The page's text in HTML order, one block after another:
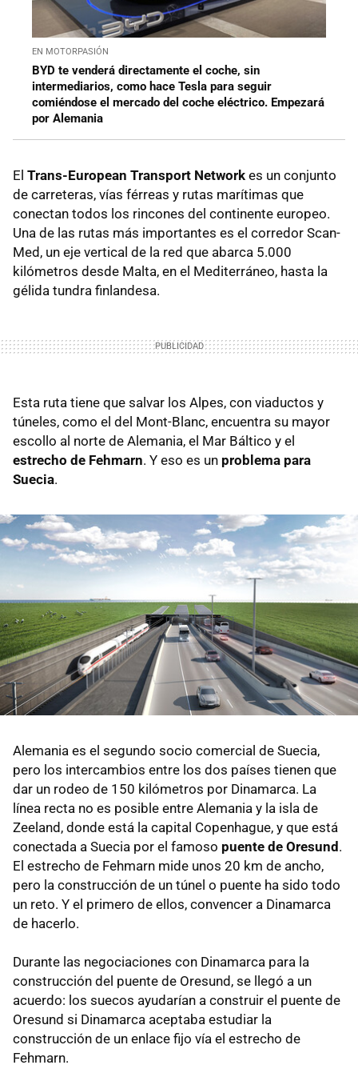
EN MOTORPASIÓN
BYD te venderá directamente el coche, sin
intermediarios, como hace Tesla para seguir
comiéndose el mercado del coche eléctrico. Empezará
por Alemania
El Trans-European Transport Network es un conjunto
de carreteras, vías férreas y rutas marítimas que
conectan todos los rincones del continente europeo.
Una de las rutas más importantes es el corredor Scan-
Med, un eje vertical de la red que abarca 5.000
kilómetros desde Malta, en el Mediterráneo, hasta la
gélida tundra finlandesa.
Esta ruta tiene que salvar los Alpes, con viaductos y
túneles, como el del Mont-Blanc, encuentra su mayor
escollo al norte de Alemania, el Mar Báltico y el
estrecho de Fehmarn. Y eso es un problema para
Suecia.
Alemania es el segundo socio comercial de Suecia,
pero los intercambios entre los dos países tienen que
dar un rodeo de 150 kilómetros por Dinamarca. La
línea recta no es posible entre Alemania y la isla de
Zeeland, donde está la capital Copenhague, y que está
conectada a Suecia por el famoso puente de Oresund .
El estrecho de Fehmarn mide unos 20 km de ancho,
pero la construcción de un túnel o puente ha sido todo
un reto. Y el primero de ellos, convencer a Dinamarca
de hacerlo.
Durante las negociaciones con Dinamarca para la
construcción del puente de Oresund, se llegó a un
acuerdo: los suecos ayudarían a construir el puente de
Oresund si Dinamarca aceptaba estudiar la
construcción de un enlace fijo vía el estrecho de
Fehmarn.